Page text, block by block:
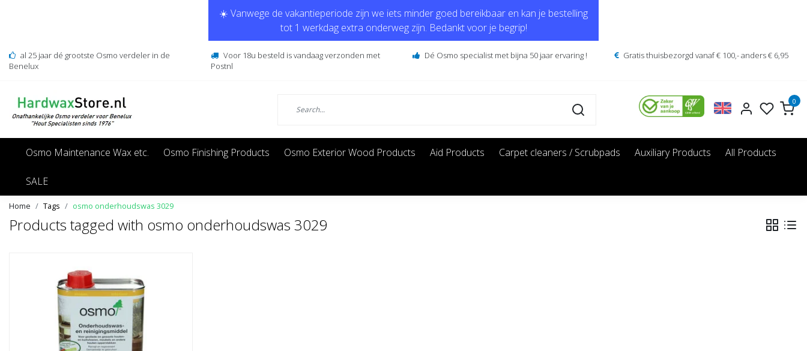
☀️ Vanwege de vakantieperiode zijn we iets minder goed bereikbaar en kan je bestelling
tot 1 werkdag extra onderweg zijn. Bedankt voor je begrip!
al 25 jaar dé grootste Osmo verdeler in de
Benelux
Voor 18u besteld is vandaag verzonden met
Postnl
Dé Osmo specialist met bijna 50 jaar ervaring ! Gratis thuisbezorgd vanaf € 100,- anders € 6,95
0
Osmo Maintenance Wax etc. Osmo Finishing Products Osmo Exterior Wood Products Aid Products Carpet cleaners / Scrubpads Auxiliary Products All Products
SALE
Home Tags osmo onderhoudswas 3029
Products tagged with osmo onderhoudswas 3029